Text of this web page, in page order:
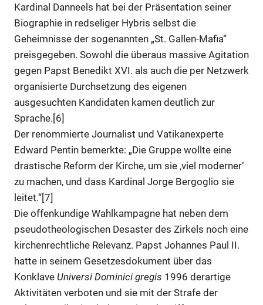
Kardinal Danneels hat bei der Präsentation seiner
Biographie in redseliger Hybris selbst die
Geheimnisse der sogenannten „St. Gallen-Mafia“
preisgegeben. Sowohl die überaus massive Agitation
gegen Papst Benedikt XVI. als auch die per Netzwerk
organisierte Durchsetzung des eigenen
ausgesuchten Kandidaten kamen deutlich zur
Sprache.[6]
Der renommierte Journalist und Vatikanexperte
Edward Pentin bemerkte: „Die Gruppe wollte eine
drastische Reform der Kirche, um sie ‚viel moderner‘
zu machen, und dass Kardinal Jorge Bergoglio sie
leitet.“[7]
Die offenkundige Wahlkampagne hat neben dem
pseudotheologischen Desaster des Zirkels noch eine
kirchenrechtliche Relevanz. Papst Johannes Paul II.
hatte in seinem Gesetzesdokument über das
Konklave Universi Dominici gregis 1996 derartige
Aktivitäten verboten und sie mit der Strafe der